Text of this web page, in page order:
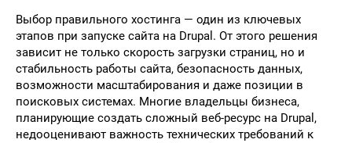
Выбор правильного хостинга — один из ключевых
этапов при запуске сайта на Drupal. От этого решения
зависит не только скорость загрузки страниц, но и
стабильность работы сайта, безопасность данных,
возможности масштабирования и даже позиции в
поисковых системах. Многие владельцы бизнеса,
планирующие создать сложный веб-ресурс на Drupal,
недооценивают важность технических требований к